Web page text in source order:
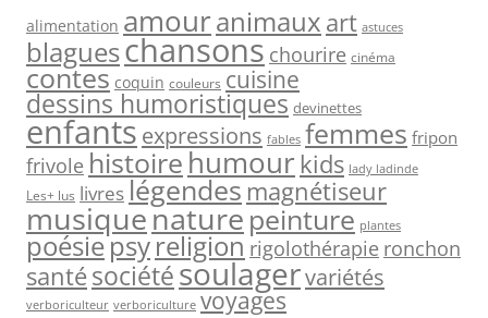
alimentation amouranimaux art astuces
blagueschansons chourire cinéma
contes coquin couleurs cuisine
dessins humoristiques devinettes
enfantsexpressions fables femmes fripon
frivole histoire humour kids lady ladinde
Les+ lus livreslégendes magnétiseur
musiquenature peinture plantes
poésiepsyreligion rigolothérapie ronchon
santésociétésoulagervariétés
verboriculteur verboriculture voyages